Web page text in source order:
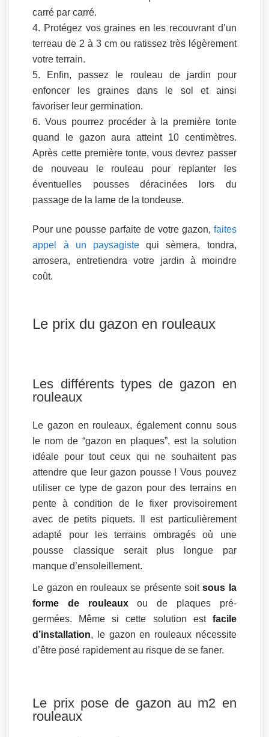
carré par carré.
Protégez vos graines en les recouvrant d’un
terreau de 2 à 3 cm ou ratissez très légèrement
votre terrain.
Enfin, passez le rouleau de jardin pour
enfoncer les graines dans le sol et ainsi
favoriser leur germination.
Vous pourrez procéder à la première tonte
quand le gazon aura atteint 10 centimètres.
Après cette première tonte, vous devrez passer
de nouveau le rouleau pour replanter les
éventuelles pousses déracinées lors du
passage de la lame de la tondeuse.
Pour une pousse parfaite de votre gazon, faites
appel à un paysagiste qui sèmera, tondra,
arrosera, entretiendra votre jardin à moindre
coût.
Le prix du gazon en rouleaux
Les différents types de gazon en
rouleaux
Le gazon en rouleaux, également connu sous
le nom de “gazon en plaques”, est la solution
idéale pour tout ceux qui ne souhaitent pas
attendre que leur gazon pousse ! Vous pouvez
utiliser ce type de gazon pour des terrains en
pente à condition de le fixer provisoirement
avec de petits piquets. Il est particulièrement
adapté pour les terrains ombragés où une
pousse classique serait plus longue par
manque d’ensoleillement.
Le gazon en rouleaux se présente soitsous la
forme de rouleauxou de plaques pré-
germées. Même si cette solution est facile
d’installation, le gazon en rouleaux nécessite
d’être posé rapidement au risque de se faner.
Le prix pose de gazon au m2 en
rouleaux